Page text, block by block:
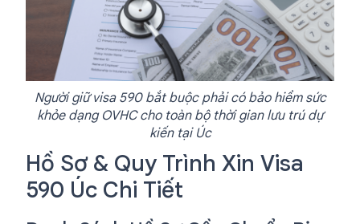
Người giữ visa 590 bắt buộc phải có bảo hiểm sức
khỏe dạng OVHC cho toàn bộ thời gian lưu trú dự
kiến tại Úc
Hồ Sơ & Quy Trình Xin Visa
590 Úc Chi Tiết